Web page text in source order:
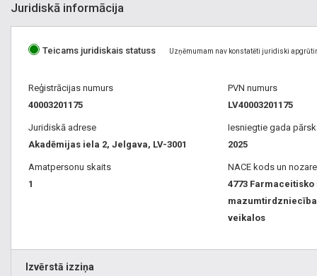
Juridiskā informācija
Teicams juridiskais statuss Uzņēmumam nav konstatēti juridiski
Reģistrācijas numurs
40003201175
PVN numurs
LV40003201175
Juridiskā adrese
Akadēmijas iela 2, Jelgava, LV-3001
Iesniegtie gada
2025
Amatpersonu skaits
1
NACE kods un nozare
4773
veikalos
Izvērstā izziņa